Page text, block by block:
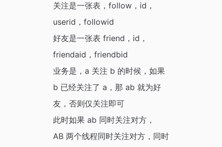
关注是一张表，follow，id，
userid，followid
好友是一张表 friend，id，
friendaid，friendbid
业务是，a 关注 b 的时候，如果
b 已经关注了 a，那 ab 就为好
友，否则仅关注即可
此时如果 ab 同时关注对方，
AB 两个线程同时关注对方，同时